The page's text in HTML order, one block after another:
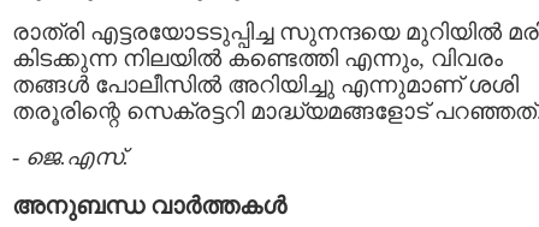
രാത്രി എട്ടരയോടടുപ്പിച്ച സുനന്ദയെ മുറിയിൽ
കിടക്കുന്ന നിലയിൽ കണ്ടെത്തി എന്നും, വിവരം
തങ്ങൾ പോലീസിൽ അറിയിച്ചു എന്നുമാണ് ശശി
തരൂരിന്റെ സെക്രട്ടറി മാദ്ധ്യമങ്ങളോട്
- ജെ.എസ്.
അനുബന്ധ വാര്‍ത്തകള്‍